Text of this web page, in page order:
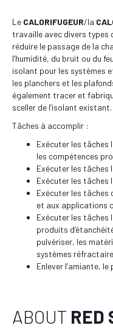
Le CALORIFUGEUR/la
travaille avec divers types
réduire le passage de la
l’humidité, du bruit ou du
isolant pour les systèmes
les planchers et les
également tracer et
sceller de l’isolant existant.
Tâches à accomplir :
Exécuter les tâches
les compétences
Exécuter les tâches
Exécuter les tâches
Exécuter les tâches
et aux applications
Exécuter les tâches
produits
pulvériser, les
systèmes
Enlever l’amiante,
ABOUT RED